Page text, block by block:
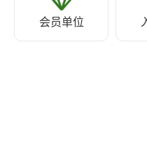
会员单位